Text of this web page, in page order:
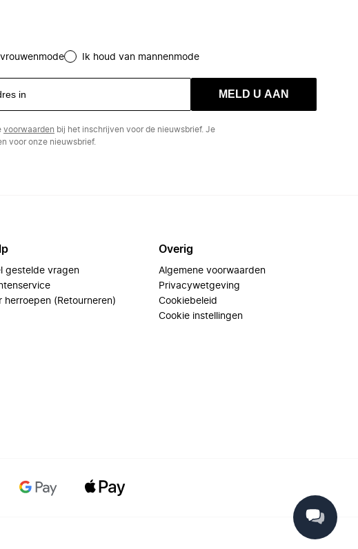
Ik houd van mannenmode
MELD U AAN
voorwaarden bij het inschrijven voor de nieuwsbrief. Je
voor onze nieuwsbrief.
gestelde vragen
herroepen (Retourneren)
Overig
Algemene voorwaarden
Privacywetgeving
Cookiebeleid
Cookie instellingen